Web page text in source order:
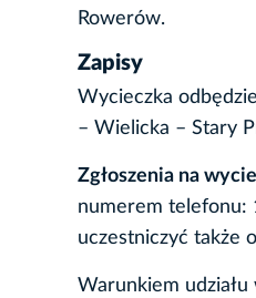
Rowerów.
Zapisy
Wycieczka
– Wielicka – Stary
Zgłoszenia na
numerem telefonu:
uczestniczyć także
Warunkiem